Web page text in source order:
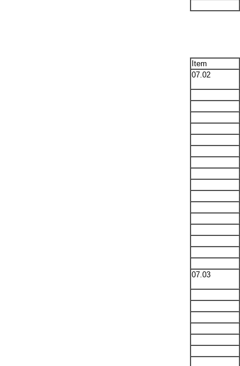
Item
07.02
07.03